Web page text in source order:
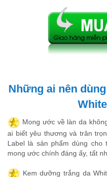
Những ai nên
Mong ước về làn da
ai biết yêu thương và trân
Label là sản phẩm dùng
mong ước chính đáng ấy, tất
Kem dưỡng trắng da